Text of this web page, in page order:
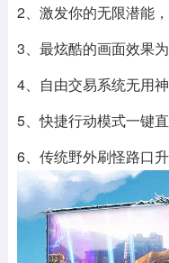
2、激发你的无限潜能
3、最炫酷的画面效果
4、自由交易系统无用
5、快捷行动模式一键
6、传统野外刷怪路口